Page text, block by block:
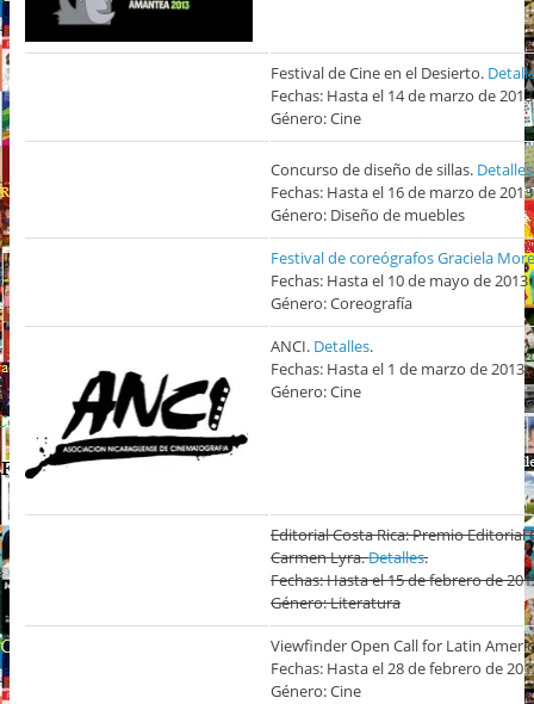
Festival de Cine en el Desierto.
Fechas: Hasta el 14 de marzo de
Género: Cine
Concurso de diseño de sillas. Detalles
Fechas: Hasta el 16 de marzo de 2013
Género: Diseño de muebles
Festival de coreógrafos Graciela
Fechas: Hasta el 10 de mayo de 2013
Género: Coreografía
ANCI. Detalles.
Fechas: Hasta el 1 de marzo de 2013
Género: Cine
Editorial Costa Rica: Premio Editorial
Carmen Lyra.Detalles.
Fechas: Hasta el 15 de febrero de
Género: Literatura
Viewfinder Open Call for Latin
Fechas: Hasta el 28 de febrero de
Género: Cine